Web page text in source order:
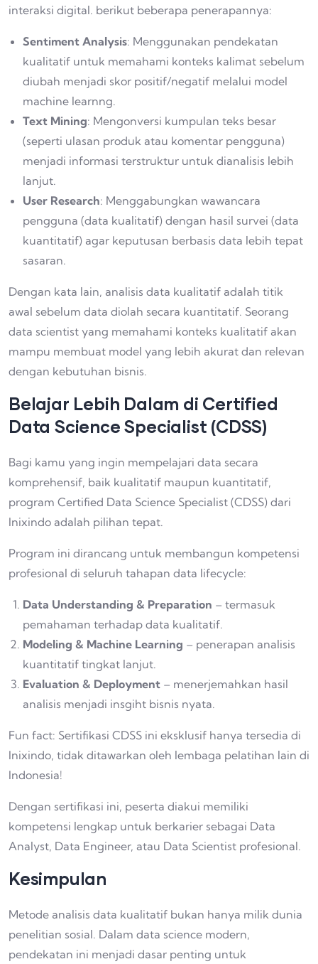
interaksi digital. berikut beberapa penerapannya:
Sentiment Analysis: Menggunakan pendekatan
kualitatif untuk memahami konteks kalimat sebelum
diubah menjadi skor positif/negatif melalui model
machine learnng.
Text Mining: Mengonversi kumpulan teks besar
(seperti ulasan produk atau komentar pengguna)
menjadi informasi terstruktur untuk dianalisis lebih
lanjut.
User Research: Menggabungkan wawancara
pengguna (data kualitatif) dengan hasil survei (data
kuantitatif) agar keputusan berbasis data lebih tepat
sasaran.
Dengan kata lain, analisis data kualitatif adalah titik
awal sebelum data diolah secara kuantitatif. Seorang
data scientist yang memahami konteks kualitatif akan
mampu membuat model yang lebih akurat dan relevan
dengan kebutuhan bisnis.
Belajar Lebih Dalam di Certified
Data Science Specialist (CDSS)
Bagi kamu yang ingin mempelajari data secara
komprehensif, baik kualitatif maupun kuantitatif,
program Certified Data Science Specialist (CDSS) dari
Inixindo adalah pilihan tepat.
Program ini dirancang untuk membangun kompetensi
profesional di seluruh tahapan data lifecycle:
Data Understanding & Preparation – termasuk
pemahaman terhadap data kualitatif.
Modeling & Machine Learning – penerapan analisis
kuantitatif tingkat lanjut.
Evaluation & Deployment – menerjemahkan hasil
analisis menjadi insgiht bisnis nyata.
Fun fact: Sertifikasi CDSS ini eksklusif hanya tersedia di
Inixindo, tidak ditawarkan oleh lembaga pelatihan lain di
Indonesia!
Dengan sertifikasi ini, peserta diakui memiliki
kompetensi lengkap untuk berkarier sebagai Data
Analyst, Data Engineer, atau Data Scientist profesional.
Kesimpulan
Metode analisis data kualitatif bukan hanya milik dunia
penelitian sosial. Dalam data science modern,
pendekatan ini menjadi dasar penting untuk